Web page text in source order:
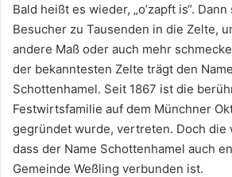
Mail
Bald heißt es wieder, „o’zapft is“.
Besucher zu Tausenden in die Zelte,
andere Maß oder auch mehr
der bekanntesten Zelte trägt den
Schottenhamel. Seit 1867 ist die
Festwirtsfamilie auf dem Münchner
gegründet wurde, vertreten. Doch die
dass der Name Schottenhamel auch
Gemeinde Weßling verbunden ist.